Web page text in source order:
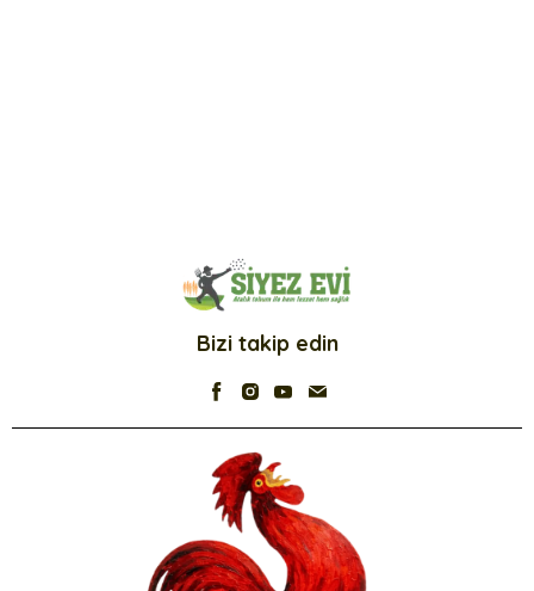
Bizi takip edin